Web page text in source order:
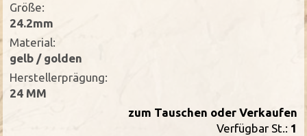
Größe:
24.2mm
Material:
gelb / golden
Herstellerprägung:
24 MM
zum Tauschen oder Verkaufen
Verfügbar St.: 1